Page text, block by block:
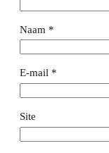
Naam *
E-mail *
Site